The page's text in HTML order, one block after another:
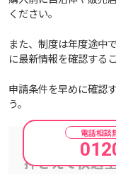
ください。
また、制度は年度途中
に最新情報を確認する
申請条件を早めに確認
う。
まとめ：エア
押さえて快適
電話相談